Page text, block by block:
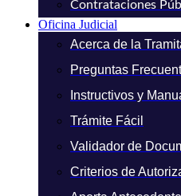
Contrataciones
Oficina Judicial
Acerca de la
Preguntas
Instructivos y
Trámite Fácil
Validador de
Criterios de